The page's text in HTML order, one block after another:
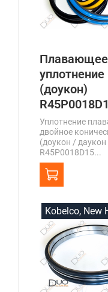
Плавающее
уплотнение
(доукон)
Уплотнение
двойное
(доукон /
R45P0018D15...
Kobelco, New